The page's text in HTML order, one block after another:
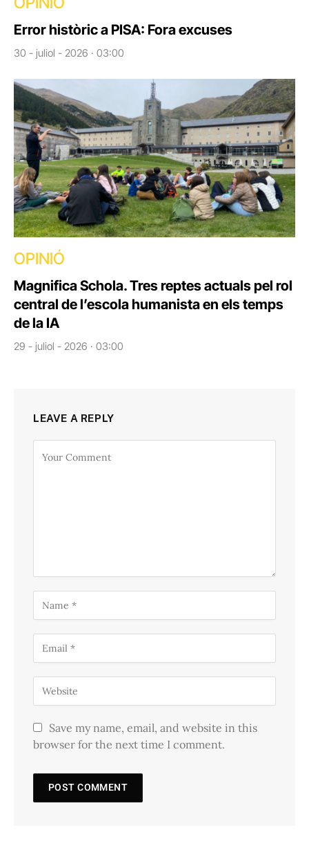
Error històric a PISA: Fora excuses
30 - juliol - 2026 · 03:00
OPINIÓ
Magnifica Schola. Tres reptes actuals pel rol
central de l’escola humanista en els temps
de la IA
29 - juliol - 2026 · 03:00
LEAVE A REPLY
Save my name, email, and website in this
browser for the next time I comment.